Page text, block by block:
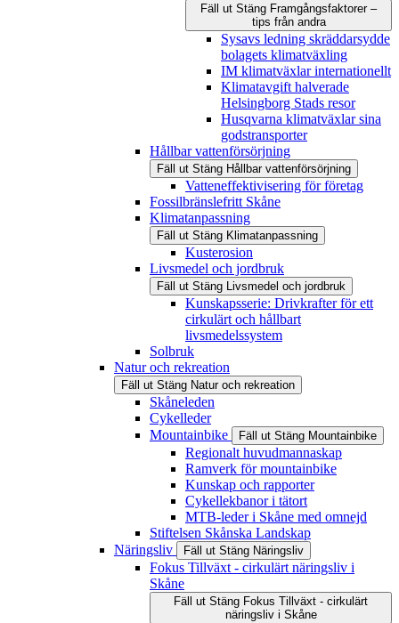
Fäll ut Stäng Framgångsfaktorer –
tips från andra
Sysavs ledning skräddarsydde
bolagets klimatväxling
IM klimatväxlar internationellt
Klimatavgift halverade
Helsingborg Stads resor
Husqvarna klimatväxlar sina
godstransporter
Hållbar vattenförsörjning
Fäll ut Stäng Hållbar vattenförsörjning
Vatteneffektivisering för företag
Fossilbränslefritt Skåne
Klimatanpassning
Fäll ut Stäng Klimatanpassning
Kusterosion
Livsmedel och jordbruk
Fäll ut Stäng Livsmedel och jordbruk
Kunskapsserie: Drivkrafter för ett
cirkulärt och hållbart
livsmedelssystem
Solbruk
Natur och rekreation
Fäll ut Stäng Natur och rekreation
Skåneleden
Cykelleder
Mountainbike
Fäll ut Stäng Mountainbike
Regionalt huvudmannaskap
Ramverk för mountainbike
Kunskap och rapporter
Cykellekbanor i tätort
MTB-leder i Skåne med omnejd
Stiftelsen Skånska Landskap
Näringsliv
Fäll ut Stäng Näringsliv
Fokus Tillväxt - cirkulärt näringsliv i
Skåne
Fäll ut Stäng Fokus Tillväxt - cirkulärt
näringsliv i Skåne